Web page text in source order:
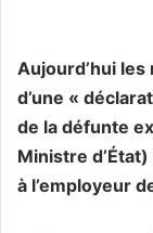
Aujourd’hui
d’une «
de la défunte
Ministre
à l’employeur